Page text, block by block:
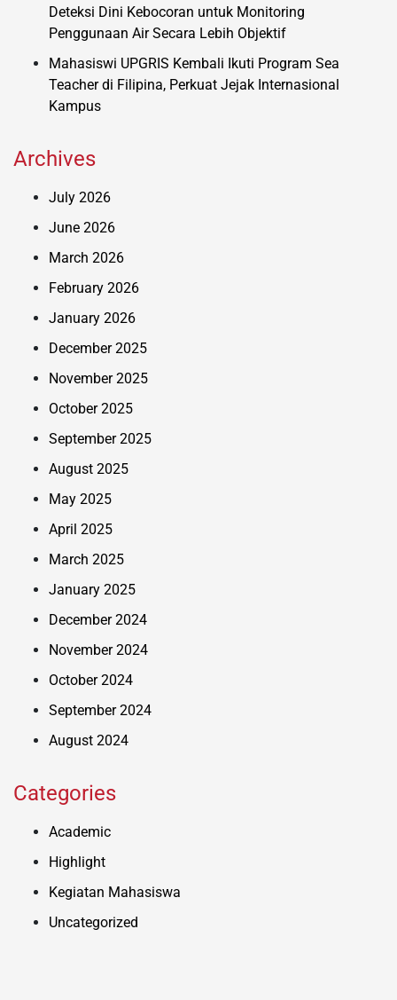
Deteksi Dini Kebocoran untuk Monitoring
Penggunaan Air Secara Lebih Objektif
Mahasiswi UPGRIS Kembali Ikuti Program Sea
Teacher di Filipina, Perkuat Jejak Internasional
Kampus
Archives
July 2026
June 2026
March 2026
February 2026
January 2026
December 2025
November 2025
October 2025
September 2025
August 2025
May 2025
April 2025
March 2025
January 2025
December 2024
November 2024
October 2024
September 2024
August 2024
Categories
Academic
Highlight
Kegiatan Mahasiswa
Uncategorized